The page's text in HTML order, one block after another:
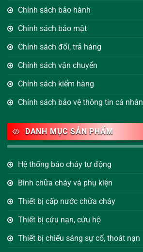
Chính sách bảo hành
Chính sách bảo mật
Chính sách đổi, trả hàng
Chính sách vận chuyển
Chính sách kiểm hàng
Chính sách bảo vệ thông tin cá nhân
DANH MỤC SẢN PHẨM
Hệ thống báo cháy tự động
Bình chữa cháy và phụ kiện
Thiết bị cấp nước chữa cháy
Thiết bị cứu nạn, cứu hộ
Thiết bị chiếu sáng sự cố, thoát nạn